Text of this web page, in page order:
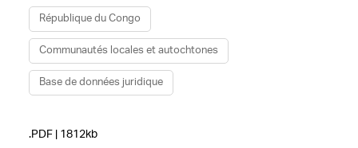
République du Congo
Communautés locales et autochtones
Base de données juridique
.PDF | 1812kb